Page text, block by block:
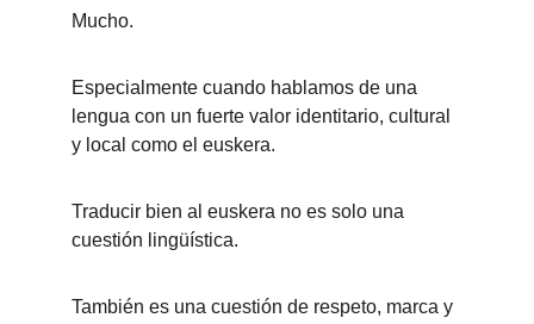
Mucho.
Especialmente cuando hablamos de una
lengua con un fuerte valor identitario, cultural
y local como el euskera.
Traducir bien al euskera no es solo una
cuestión lingüística.
También es una cuestión de respeto, marca y